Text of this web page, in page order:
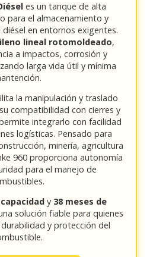
es un tanque de alta
para el almacenamiento y
en entornos exigentes.
lineal rotomoldeado,
a impactos, corrosión y
larga vida útil y mínima
la manipulación y traslado
compatibilidad con cierres y
integrarlo con facilidad
logísticas. Pensado para
minería, agricultura
960 proporciona autonomía
para el manejo de
y 38 meses de
solución fiable para quienes
y protección del